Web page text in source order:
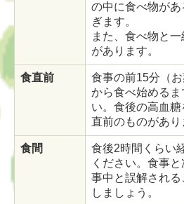
の中に食べ物が
ぎます。
また、食べ物と
があります。
食直前
食事の前15分（お
から食べ始める
い。食後の高血
直前のものがあり
食間
食後2時間くらい
ください。食事
事中と誤解され
しましょう。